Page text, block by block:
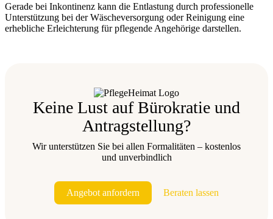
Gerade bei Inkontinenz kann die Entlastung durch professionelle
Unterstützung bei der Wäscheversorgung oder Reinigung eine
erhebliche Erleichterung für pflegende Angehörige darstellen.
Keine Lust auf Bürokratie und
Antragstellung?
Wir unterstützen Sie bei allen Formalitäten – kostenlos
und unverbindlich
Angebot anfordern Beraten lassen